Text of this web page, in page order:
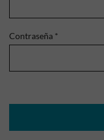
Contraseña *